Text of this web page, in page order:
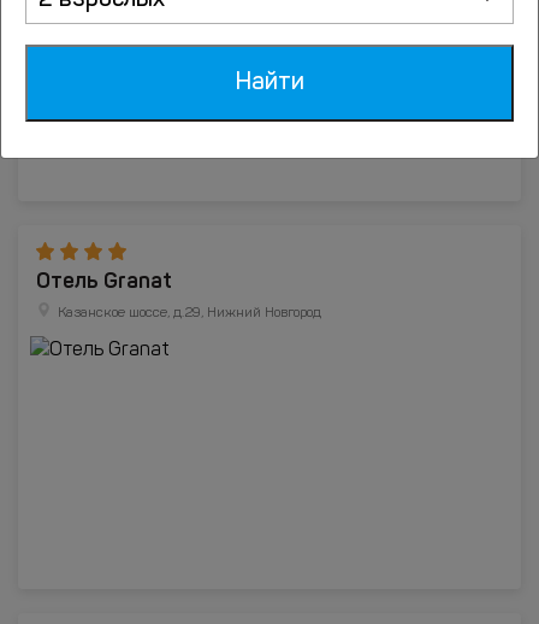
Отель Granat
Казанское шоссе, д.29, Нижний Новгород
Найти